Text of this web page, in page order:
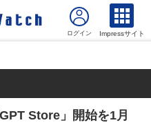
Impressサイト
Store」開始を1月